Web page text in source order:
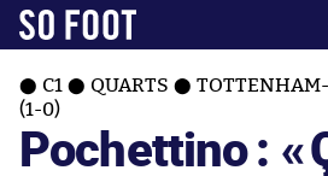
C1 QUARTS
(1-0)
Pochettino : «